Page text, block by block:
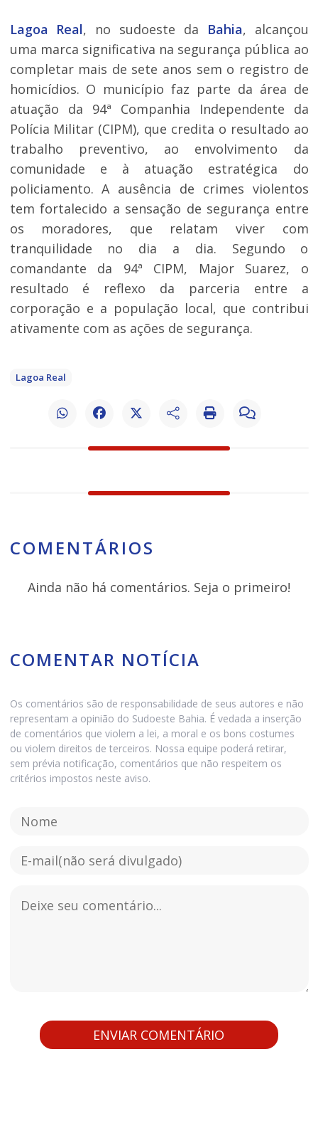
Lagoa Real, no sudoeste da Bahia, alcançou
uma marca significativa na segurança pública ao
completar mais de sete anos sem o registro de
homicídios. O município faz parte da área de
atuação da 94ª Companhia Independente da
Polícia Militar (CIPM), que credita o resultado ao
trabalho preventivo, ao envolvimento da
comunidade e à atuação estratégica do
policiamento. A ausência de crimes violentos
tem fortalecido a sensação de segurança entre
os moradores, que relatam viver com
tranquilidade no dia a dia. Segundo o
comandante da 94ª CIPM, Major Suarez, o
resultado é reflexo da parceria entre a
corporação e a população local, que contribui
ativamente com as ações de segurança.
Lagoa Real
COMENTÁRIOS
Ainda não há comentários. Seja o primeiro!
COMENTAR NOTÍCIA
Os comentários são de responsabilidade de seus autores e não
representam a opinião do Sudoeste Bahia. É vedada a inserção
de comentários que violem a lei, a moral e os bons costumes
ou violem direitos de terceiros. Nossa equipe poderá retirar,
sem prévia notificação, comentários que não respeitem os
critérios impostos neste aviso.